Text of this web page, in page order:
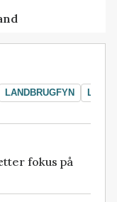
LANDBRUGFYN
fokus på